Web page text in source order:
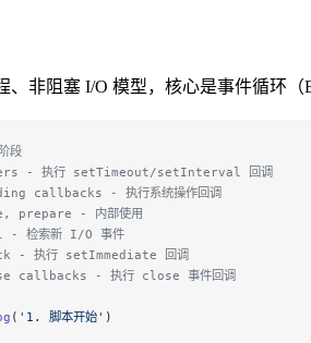
、非阻塞 I/O 模型，核心是事件循环（
段
- 执行 setTimeout/setInterval 回调
callbacks - 执行系统操作回调
- 内部使用
检索新 I/O 事件
- 执行 setImmediate 回调
- 执行 close 事件回调
( '1. 脚本开始' )